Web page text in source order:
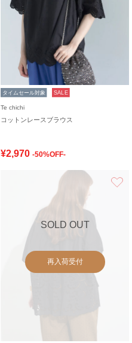
タイムセール対象 SALE
Te chichi
コットンレースブラウス
¥2,970 -50%OFF-
SOLD OUT
再入荷受付